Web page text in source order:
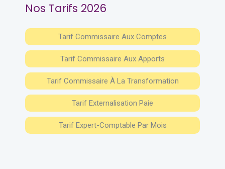
Nos Tarifs 2026
Tarif Commissaire Aux Comptes
Tarif Commissaire Aux Apports
Tarif Commissaire À La Transformation
Tarif Externalisation Paie
Tarif Expert-Comptable Par Mois